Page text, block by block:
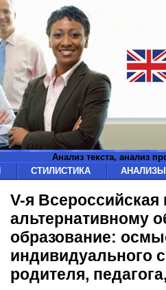
Анализ текста, анализ
СТИЛИСТИКА
V-я
альтернативному
образование:
индивидуального
родителя,